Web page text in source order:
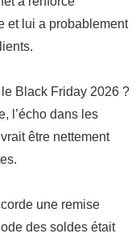
et lui a probablement
Black Friday 2026 ?
l’écho dans les
être nettement
une remise
des soldes était